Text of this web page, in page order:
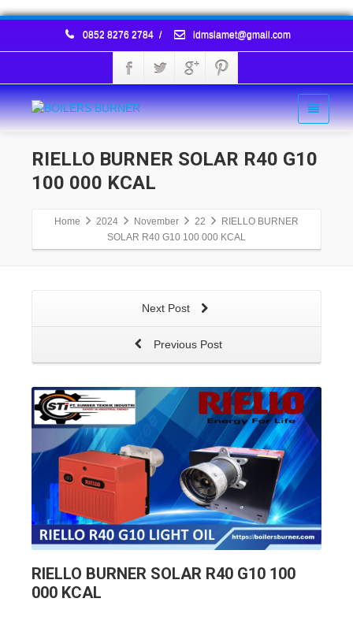
0852 8276 2784 / idmslamet@gmail.com
RIELLO BURNER SOLAR R40 G10
100 000 KCAL
Home 2024 November 22
RIELLO BURNER
SOLAR R40 G10 100 000 KCAL
Next Post
Previous Post
RIELLO BURNER SOLAR R40 G10 100
000 KCAL